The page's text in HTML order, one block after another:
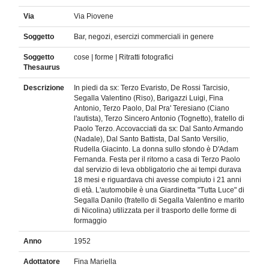
Via Via Piovene
Soggetto Bar, negozi, esercizi commerciali in genere
Soggetto
Thesaurus
cose | forme | Ritratti fotografici
Descrizione
In piedi da sx: Terzo Evaristo, De Rossi Tarcisio,
Segalla Valentino (Riso), Barigazzi Luigi, Fina
Antonio, Terzo Paolo, Dal Pra' Teresiano (Ciano
l'autista), Terzo Sincero Antonio (Tognetto), fratello di
Paolo Terzo. Accovacciati da sx: Dal Santo Armando
(Nadale), Dal Santo Battista, Dal Santo Versilio,
Rudella Giacinto. La donna sullo sfondo è D'Adam
Fernanda. Festa per il ritorno a casa di Terzo Paolo
dal servizio di leva obbligatorio che ai tempi durava
18 mesi e riguardava chi avesse compiuto i 21 anni
di età. L'automobile è una Giardinetta "Tutta Luce" di
Segalla Danilo (fratello di Segalla Valentino e marito
di Nicolina) utilizzata per il trasporto delle forme di
formaggio
Anno 1952
Adottatore Fina Mariella